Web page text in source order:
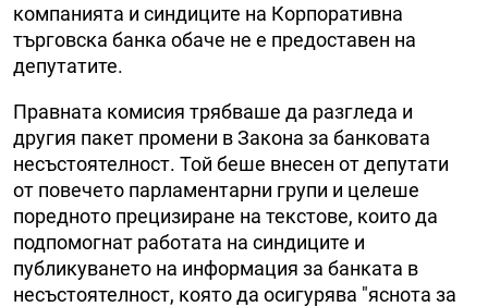
компанията и синдиците на Корпоративна
търговска банка обаче не е предоставен на
депутатите.
Правната комисия трябваше да разгледа и
другия пакет промени в Закона за банковата
несъстоятелност. Той беше внесен от депутати
от повечето парламентарни групи и целеше
поредното прецизиране на текстове, които да
подпомогнат работата на синдиците и
публикуването на информация за банката в
несъстоятелност, която да осигурява "яснота за